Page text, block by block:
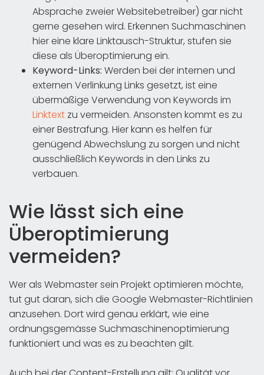
Absprache zweier Websitebetreiber) gar nicht
gerne gesehen wird. Erkennen Suchmaschinen
hier eine klare Linktausch-Struktur, stufen sie
diese als Überoptimierung ein.
Keyword-Links: Werden bei der internen und
externen Verlinkung Links gesetzt, ist eine
übermäßige Verwendung von Keywords im
Linktext zu vermeiden. Ansonsten kommt es zu
einer Bestrafung. Hier kann es helfen für
genügend Abwechslung zu sorgen und nicht
ausschließlich Keywords in den Links zu
verbauen.
Wie lässt sich eine
Überoptimierung
vermeiden?
Wer als Webmaster sein Projekt optimieren möchte,
tut gut daran, sich die Google Webmaster-Richtlinien
anzusehen. Dort wird genau erklärt, wie eine
ordnungsgemässe Suchmaschinenoptimierung
funktioniert und was es zu beachten gilt.